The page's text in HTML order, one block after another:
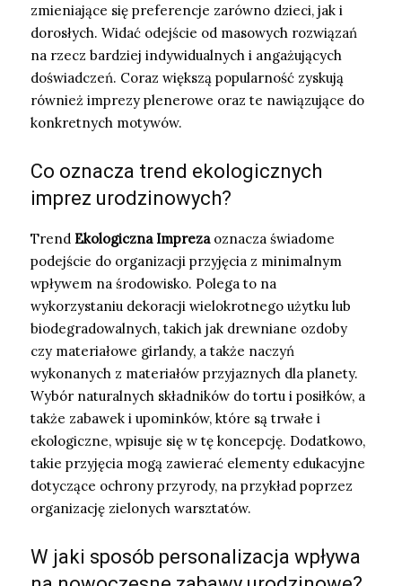
zmieniające się preferencje zarówno dzieci, jak i
dorosłych. Widać odejście od masowych rozwiązań
na rzecz bardziej indywidualnych i angażujących
doświadczeń. Coraz większą popularność zyskują
również imprezy plenerowe oraz te nawiązujące do
konkretnych motywów.
Co oznacza trend ekologicznych
imprez urodzinowych?
Trend Ekologiczna Imprezaoznacza świadome
podejście do organizacji przyjęcia z minimalnym
wpływem na środowisko. Polega to na
wykorzystaniu dekoracji wielokrotnego użytku lub
biodegradowalnych, takich jak drewniane ozdoby
czy materiałowe girlandy, a także naczyń
wykonanych z materiałów przyjaznych dla planety.
Wybór naturalnych składników do tortu i posiłków, a
także zabawek i upominków, które są trwałe i
ekologiczne, wpisuje się w tę koncepcję. Dodatkowo,
takie przyjęcia mogą zawierać elementy edukacyjne
dotyczące ochrony przyrody, na przykład poprzez
organizację zielonych warsztatów.
W jaki sposób personalizacja wpływa